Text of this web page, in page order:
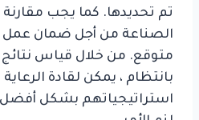
تم تحديدها. كما يجب مقارنة
الصناعة من أجل ضمان عمل
متوقع. من خلال قياس نتائج
بانتظام ، يمكن لقادة
استراتيجياتهم بشكل أفضل